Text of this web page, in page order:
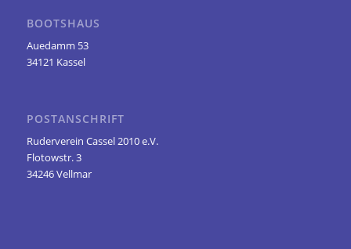
BOOTSHAUS
Auedamm 53
34121 Kassel
POSTANSCHRIFT
Ruderverein Cassel 2010 e.V.
Flotowstr. 3
34246 Vellmar